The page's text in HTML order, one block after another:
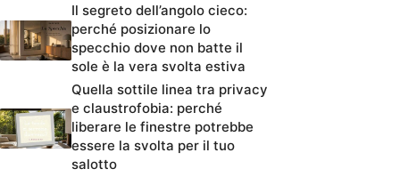
Il segreto dell’angolo cieco:
perché posizionare lo
specchio dove non batte il
sole è la vera svolta estiva
Quella sottile linea tra privacy
e claustrofobia: perché
liberare le finestre potrebbe
essere la svolta per il tuo
salotto